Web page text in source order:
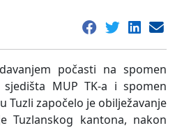
počasti na spomen
MUP TK-a i spomen
Tuzli započelo je obilježavanje
Tuzlanskog kantona, nakon